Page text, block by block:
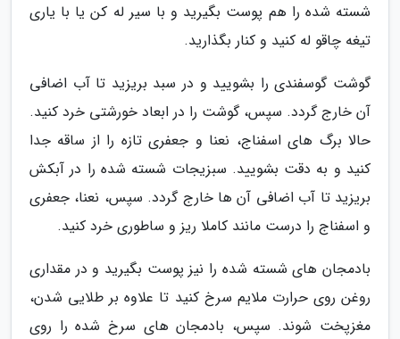
شسته شده را هم پوست بگیرید و با سیر له کن یا با یاری
تیغه چاقو له کنید و کنار بگذارید.
گوشت گوسفندی را بشویید و در سبد بریزید تا آب اضافی
آن خارج گردد. سپس، گوشت را در ابعاد خورشتی خرد کنید.
حالا برگ های اسفناج، نعنا و جعفری تازه را از ساقه جدا
کنید و به دقت بشویید. سبزیجات شسته شده را در آبکش
بریزید تا آب اضافی آن ها خارج گردد. سپس، نعنا، جعفری
و اسفناج را درست مانند کاملا ریز و ساطوری خرد کنید.
بادمجان های شسته شده را نیز پوست بگیرید و در مقداری
روغن روی حرارت ملایم سرخ کنید تا علاوه بر طلایی شدن،
مغزپخت شوند. سپس، بادمجان های سرخ شده را روی